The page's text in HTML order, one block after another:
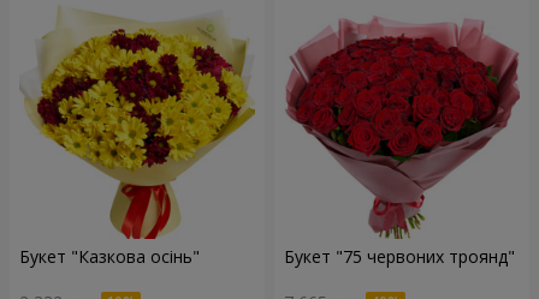
Букет "Казкова осінь" Букет "75 червоних троянд"